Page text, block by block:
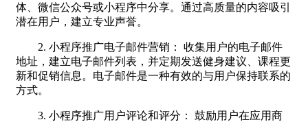
体、微信公众号或小程序中分享。通过高质量的内容吸引
潜在用户，建立专业声誉。
2. 小程序推广电子邮件营销： 收集用户的电子邮件
地址，建立电子邮件列表，并定期发送健身建议、课程更
新和促销信息。电子邮件是一种有效的与用户保持联系的
方式。
3. 小程序推广用户评论和评分： 鼓励用户在应用商